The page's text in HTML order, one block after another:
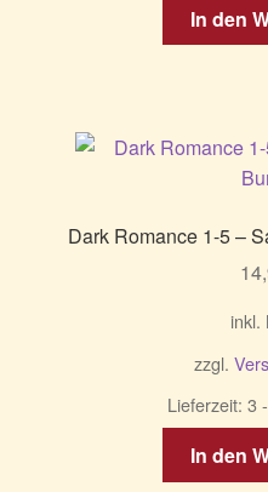
In den
Dark Romance 1-5 –
inkl.
zzgl.
Lieferzeit: 3
In den